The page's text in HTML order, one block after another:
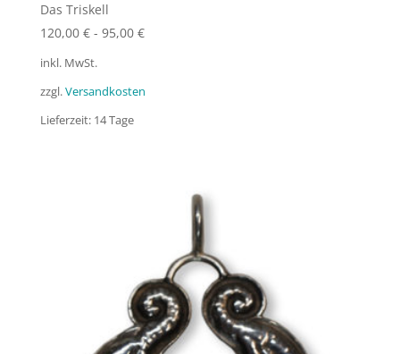
Das Triskell
120,00 €- 95,00 €
inkl. MwSt.
zzgl.Versandkosten
Lieferzeit: 14 Tage